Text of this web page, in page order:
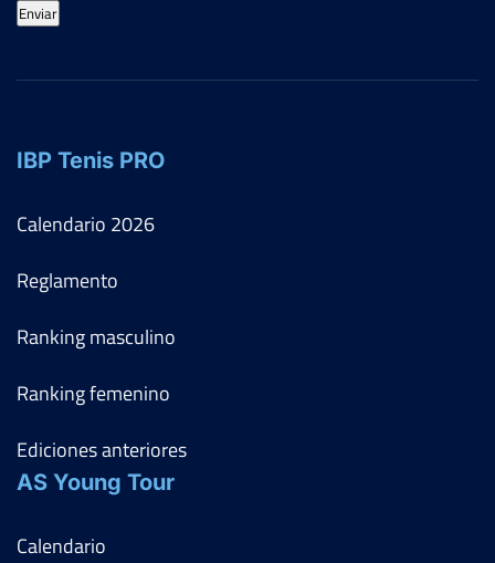
Enviar
IBP Tenis PRO
Calendario 2026
Reglamento
Ranking masculino
Ranking femenino
Ediciones anteriores
AS Young Tour
Calendario